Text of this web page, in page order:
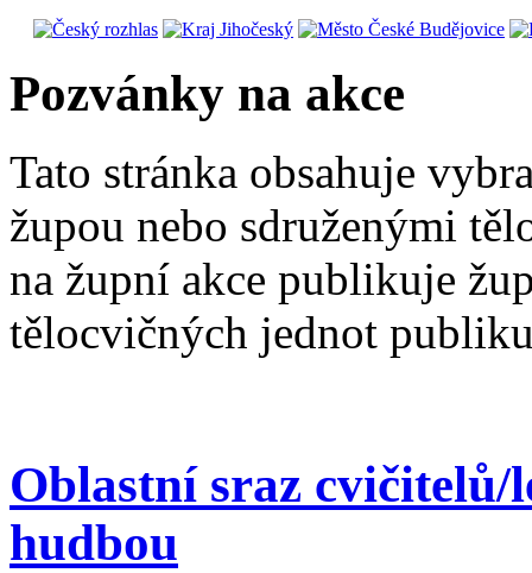
Pozvánky na akce
Tato stránka obsahuje
župou nebo sdruženými
na župní akce publikuje
tělocvičných jednot
Oblastní sraz
hudbou